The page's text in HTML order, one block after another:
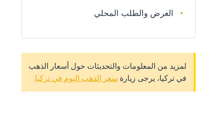
العرض والطلب المحلي
لمزيد من المعلومات والتحديثات حول أسعار الذهب
في تركيا، يرجى زيارة سعر الذهب اليوم في تركيا